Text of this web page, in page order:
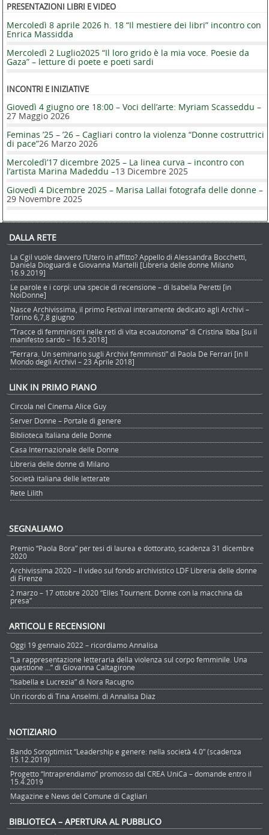
PRESENTAZIONI LIBRI E VIDEO
Mercoledì 8 aprile 2026 h. 18 “Il mestiere dei libri” incontro con
Enrica Massidda
Mercoledì 2 Luglio2025 “Il loro grido è la mia voce. Poesie da
Gaza” – letture di poete e poeti sardi
INCONTRI E INIZIATIVE
Giovedì 4 giugno ore 18:00 – Voci dell’arte: Myriam Scasseddu –
27 Maggio 2026
Feminas ’25 – ’26 – Cagliari contro la violenza “Donne costruttrici
di pace”26 Marzo 2026
Mercoledì’17 dicembre 2025 – La linea curva – incontro con
l’artista Marina Madeddu –13 Dicembre 2025
Giovedì 4 Dicembre 2025 – Marisa Lallai fotografa delle donne –
29 Novembre 2025
DALLA RETE
La Cgil vuole davvero l’Utero in affitto? Appello di Alessandra Bocchetti,
Daniela Dioguardi e Giovanna Martelli [Libreria delle donne Milano
16.9.2019]
Le parole e i corpi: una specie di recensione – di Isabella Peretti [in
NoiDonne]
Nasce Archivissima, il primo Festival interamente dedicato agli Archivi –
Torino 6,7,8 giugno
“Tracce di femminismi nelle reti di vita ecoautonoma” di Cristina Ibba [su il
manifesto sardo – 16.5.2018]
“Ferrara. Un seminario sugli Archivi femministi” di Paola De Ferrari [in Il
Mondo degli Archivi – 23 Aprile 2018]
LINK IN PRIMO PIANO
Circola nel Cinema Alice Guy
Server Donne – Portale di genere
Biblioteca Italiana delle Donne
Casa Internazionale delle Donne
Libreria delle donne di Milano
Società italiana delle letterate
Rete Lilith
SEGNALIAMO
Premio “Paola Bora” per tesi di laurea e dottorato, scadenza 31 dicembre
2020
Archivissima 2020 – Il video sul fondo archivistico LDF Libreria delle donne
di Firenze
2 marzo – 17 ottobre 2020 “Elles Tournent. Donne con la macchina da
presa”
ARTICOLI E RECENSIONI
Oggi 19 gennaio 2022 – ricordiamo Annalisa
“La rappresentazione letteraria della violenza sul corpo femminile. Una
questione …” di Giovanna Caltagirone
“Isabella e Lucrezia” di Nora Racugno
Un ricordo di Tina Anselmi. di Annalisa Diaz
NOTIZIARIO
Bando Soroptimist “Leadership e genere: nella società 4.0” (scadenza
15.12.2019)
Progetto “Intraprendiamo” promosso dal CREA UniCa – domande entro il
15.4.2019
Magazine e News del Comune di Cagliari
BIBLIOTECA – APERTURA AL PUBBLICO